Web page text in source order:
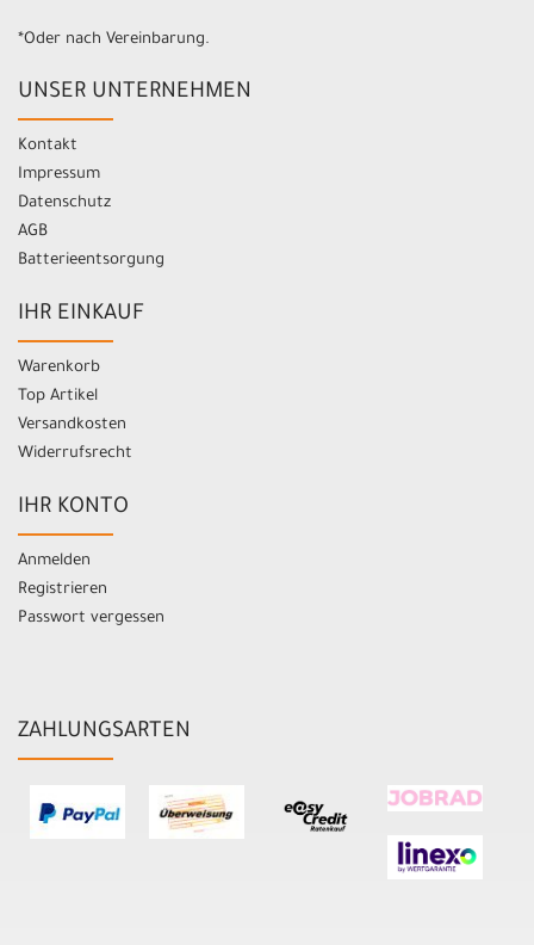
*Oder nach Vereinbarung.
UNSER UNTERNEHMEN
Kontakt
Impressum
Datenschutz
AGB
Batterieentsorgung
IHR EINKAUF
Warenkorb
Top Artikel
Versandkosten
Widerrufsrecht
IHR KONTO
Anmelden
Registrieren
Passwort vergessen
ZAHLUNGSARTEN